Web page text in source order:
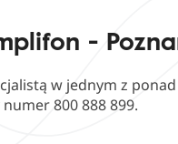
-
w jednym z
800 888 899.